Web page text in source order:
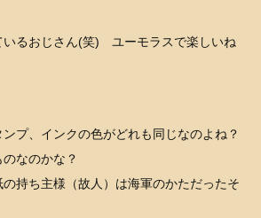
いるおじさん(笑) ユーモラスで楽しいね
プ、インクの色がどれも同じなのよね？
なのかな？
持ち主様（故人）は海軍のかただったそ